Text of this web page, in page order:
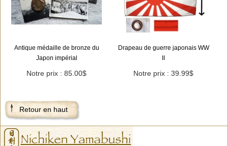
Antique médaille de bronze du
Japon impérial
Notre prix : 85.00$
Drapeau de guerre japonais WW
Notre prix : 39.99$
Retour en haut